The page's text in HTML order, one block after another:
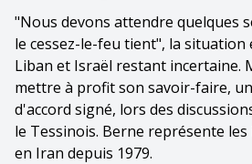
"Nous devons attendre quelques
le cessez-le-feu tient", la situation
Liban et Israël restant incertaine.
mettre à profit son savoir-faire,
d'accord signé, lors des
le Tessinois. Berne représente
en Iran depuis 1979.